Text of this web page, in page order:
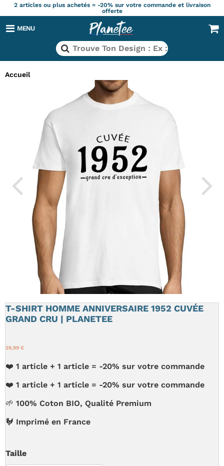
2 articles ou plus achetés = -20% sur votre commande et livraison
offerte
MENU
Accueil
T-SHIRT HOMME ANNIVERSAIRE 1952 CUVÉE
GRAND CRU | PLANETEE
29,99 €
❤️ 1 article + 1 article = -20% sur votre commande
❤️ 1 article + 1 article = -20% sur votre commande
🌱 100% Coton BIO, Qualité Premium
🐓 Imprimé en France
Taille